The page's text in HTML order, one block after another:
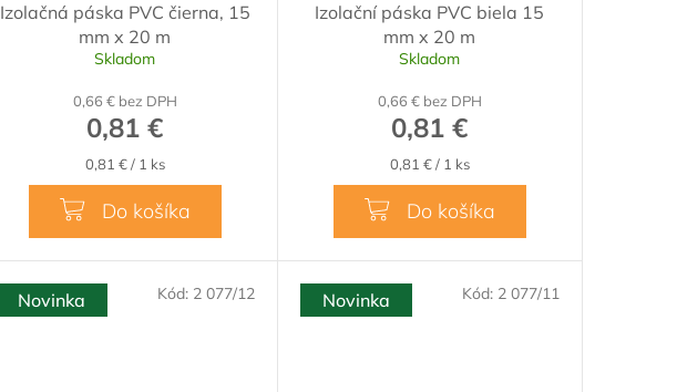
Izolačná páska PVC čierna, 15
mm x 20 m
Skladom
0,66 € bez DPH
0,81 €
Jednotková
cena:
0,81 € / 1 ks
Do košíka
Izolační páska PVC biela 15
mm x 20 m
Skladom
0,66 € bez DPH
0,81 €
Jednotková
cena:
0,81 € / 1 ks
Do košíka
Novinka Kód: 2 077/12 Novinka Kód: 2 077/11